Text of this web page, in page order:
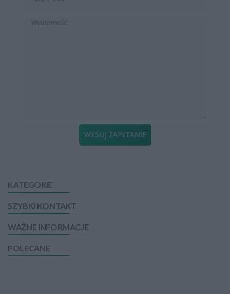
KATEGORIE
SZYBKI KONTAKT
WAŻNE INFORMACJE
POLECANE
WYŚLIJ ZAPYTANIE